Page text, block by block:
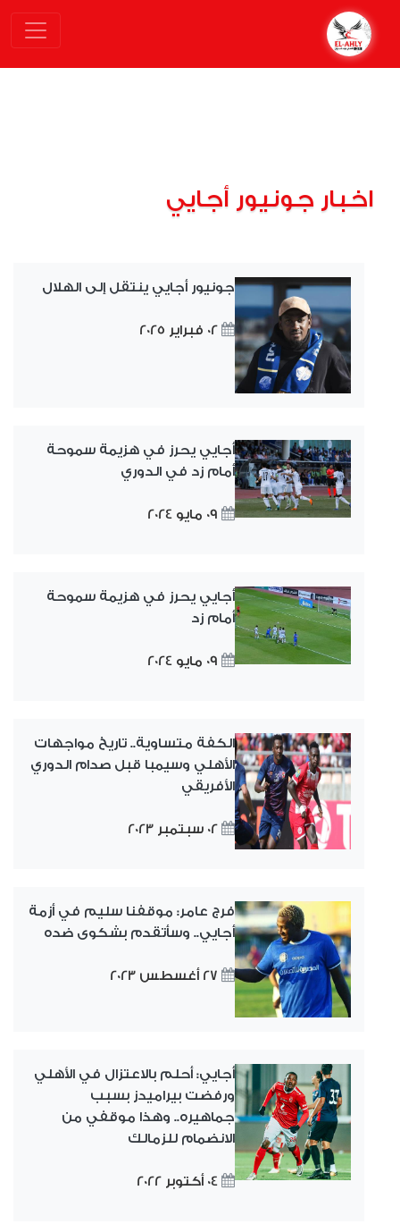
اخبار جونيور أجايي
جونيور أجايي ينتقل إلى الهلال
02 فبراير 2025
أجايي يحرز في هزيمة سموحة
أمام زد في الدوري
09 مايو 2024
أجايي يحرز في هزيمة سموحة
أمام زد
09 مايو 2024
الكفة متساوية.. تاريخ مواجهات
الأهلي وسيمبا قبل صدام الدوري
الأفريقي
02 سبتمبر 2023
فرج عامر: موقفنا سليم في أزمة
أجايي.. وسأتقدم بشكوى ضده
27 أغسطس 2023
أجايي: أحلم بالاعتزال في الأهلي
ورفضت بيراميدز بسبب
جماهيره.. وهذا موقفي من
الانضمام للزمالك
04 أكتوبر 2022